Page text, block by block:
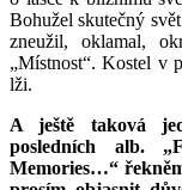
Bohužel skutečný
zneužil, oklamal,
„Místnost“. Kostel v
lži.
A ještě taková
posledních alb.
Memories…“